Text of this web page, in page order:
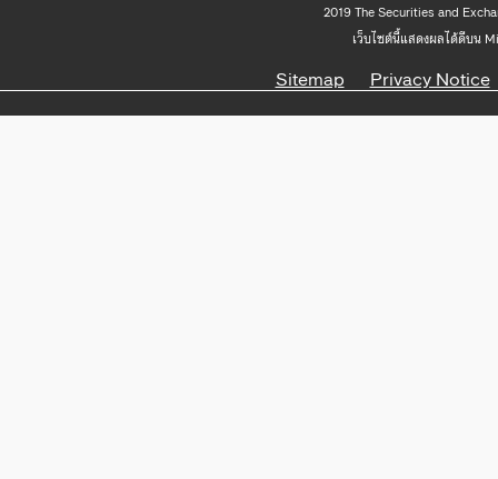
2019
เว็บไซต์นี้แสดงผลได้ดีบน
Sitemap Privacy Notice